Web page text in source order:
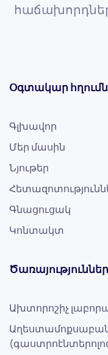
Օգտակար
Գլխավոր
Մեր մասին
Նյութեր
Գնացուցակ
Կոնտակտ
Ծառայություններ
Ախտորոշիչ